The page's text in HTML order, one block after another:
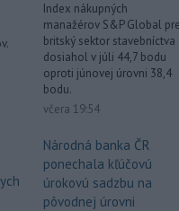
Index nákupných
manažérov S&P Global pre
britský sektor stavebníctva
dosiahol v júli 44,7 bodu
oproti júnovej úrovni 38,4
bodu.
včera 19:54
Národná banka ČR
ponechala kľúčovú
úrokovú sadzbu na
pôvodnej úrovni